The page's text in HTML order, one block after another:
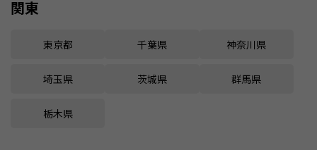
関東
東京都 千葉県 神奈川県
埼玉県 茨城県 群馬県
栃木県